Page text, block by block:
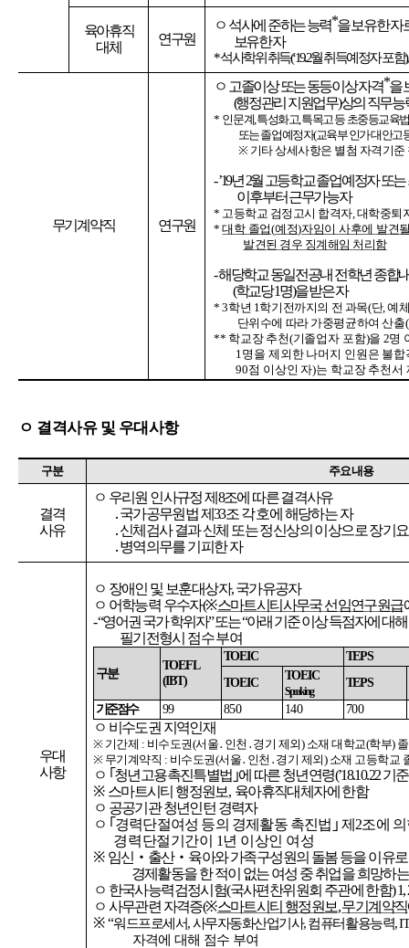
육아휴직
대체
연구원
ㅇ 석사에 준하는능력*을 보유한자
보유한자
*석사학위 취득(‘19.2월취득예정자포함),
무기계약직 연구원
ㅇ 고졸이상또는동등이상자격*을
(행정관리 지원업무)상의 직무능
* 인문계 특성화고 특목고 등 초중등교육법
또는졸업예정자(교육부인가대안고
※ 기타상세사항은 별첨 자격기준
-’19년 2월 고등학교졸업예정자또는
이후부터근무가능자
* 고등학교 검정고시 합격자, 대학중퇴
*대학 졸업(예정)자임이 사후에 발견
발견된 경우 징계해임 처리함
-해당학교동일전공내 전학년 종합
(학교당1명)을받은자
*3학년 1 학기전까지의 전 과목(단,예
단위수에 따라 가중평균하여 산출(
** 학교장 추천(기졸업자 포함)을 2명
1 명을 제외한 나머지 인원은 불합
90점 이상인 자)는 학교장 추천서
ㅇ 결격사유 및 우대사항
구분 주요내용
결격
사유
ㅇ 우리원 인사규정제 8조에 따른결격사유
․국가공무원법제33조 각호에 해당하는 자
․신체검사 결과신체 또는정신상의 이상으로장기
․병역의무를기피한 자
우대
사항
ㅇ 장애인 및 보훈대상자,국가유공자
ㅇ 어학능력 우수자(※스마트시티사무국선임연구원급
-“영어권 국가학위자” 또는“아래 기준이상득점자에 대해
필기전형시 점수부여
구분
TOEFL
(IBT)
TOEIC
TEPS
TOEIC
TOEIC
Speaking
TEPS
기준점수
99 850 140 700
ㅇ 비수도권 지역인재
※ 기간제 : 비수도권(서울․ 인천 ․ 경기 제외) 소재 대학교(학부)
※ 무기계약직 : 비수도권(서울․ 인천 ․ 경기 제외) 소재 고등학교
ㅇ ｢청년고용촉진특별법 ｣에 따른 청년연령(’18.10.22기준
※ 스마트시티 행정원보, 육아휴직대체자에 한함
ㅇ 공공기관 청년인턴 경력자
ㅇ ｢ 경력단절여성 등의 경제활동 촉진법 ｣ 제 2조에
경력단절기간이 1 년 이상인 여성
※ 임신 ‧ 출산‧ 육아와 가족구성원의 돌봄 등을이유로
경제활동을 한 적이 없는여성 중취업을 희망하는
ㅇ 한국사능력검정시험(국사편찬위원회 주관에 한함) 1,
ㅇ 사무관련 자격증(※스마트시티 행정원보,무기계약직
※“워드프로세서,사무자동화산업기사,컴퓨터활용능력,
자격에 대해 점수 부여